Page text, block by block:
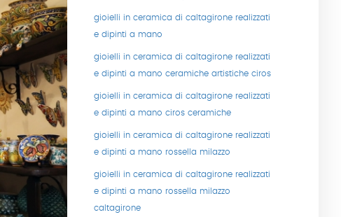
gioielli in ceramica di caltagirone realizzati
e dipinti a mano
gioielli in ceramica di caltagirone realizzati
e dipinti a mano ceramiche artistiche ciros
gioielli in ceramica di caltagirone realizzati
e dipinti a mano ciros ceramiche
gioielli in ceramica di caltagirone realizzati
e dipinti a mano rossella milazzo
gioielli in ceramica di caltagirone realizzati
e dipinti a mano rossella milazzo
caltagirone